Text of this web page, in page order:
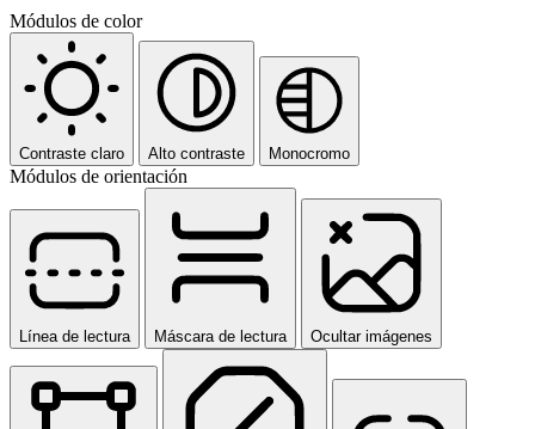
Módulos de color
Contraste claro Alto contraste Monocromo
Módulos de orientación
Línea de lectura Máscara de lectura Ocultar imágenes